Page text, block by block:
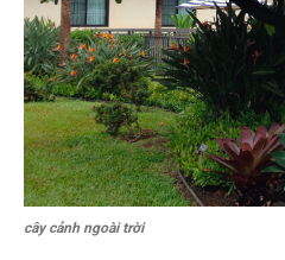
cây cảnh ngoài trời